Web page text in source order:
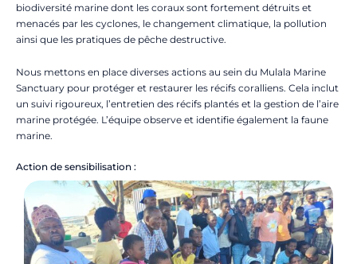
biodiversité marine dont les coraux sont fortement détruits et
menacés par les cyclones, le changement climatique, la pollution
ainsi que les pratiques de pêche destructive.
Nous mettons en place diverses actions au sein du Mulala Marine
Sanctuary pour protéger et restaurer les récifs coralliens. Cela inclut
un suivi rigoureux, l’entretien des récifs plantés et la gestion de l’aire
marine protégée. L’équipe observe et identifie également la faune
marine.
Action de sensibilisation :